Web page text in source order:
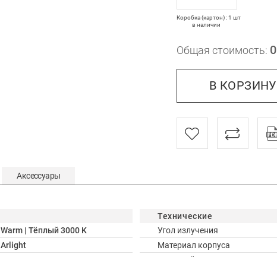
Коробка (картон) : 1 шт
в наличии
Общая стоимость: 0
В КОРЗИНУ
Аксессуары
Warm | Тёплый 3000 K
Arlight
Технические
Угол излучения
Материал корпуса